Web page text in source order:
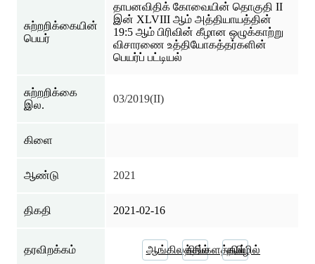
சுற்றறிக்கையின்
பெயர்
தாபனவிதிக் கோவையின் தொகுதி II
இன் XLVIII ஆம் அத்தியாயத்தின்
19:5 ஆம் பிரிவின் கீழான ஒழுக்காற்று
விசாரணை உத்தியோகத்தர்களின்
பெயர்ப் பட்டியல்
சுற்றறிக்கை
இல.
03/2019(II)
கிளை
ஆண்டு 2021
திகதி 2021-02-16
தரவிறக்கம் ஆங்கிலத்தில்சிங்களத்தில்
தமிழில்